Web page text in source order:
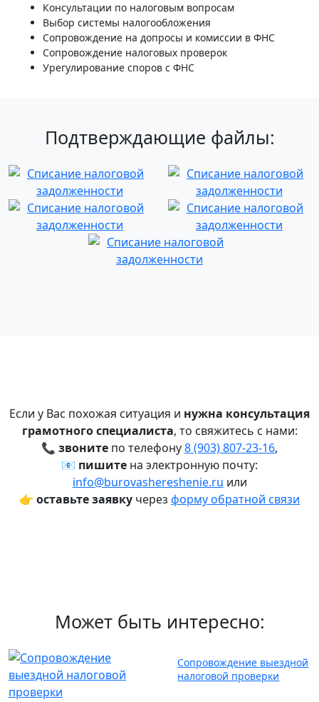
Консультации по налоговым вопросам
Выбор системы налогообложения
Сопровождение на допросы и комиссии в ФНС
Сопровождение налоговых проверок
Урегулирование споров с ФНС
Подтверждающие файлы:
Если у Вас похожая ситуация и нужна консультация
грамотного специалиста, то свяжитесь с нами:
📞 звоните по телефону8 (903) 807‑23‑16,
📧 пишите на электронную почту:
info@burovashereshenie.ru или
👉 оставьте заявку через форму обратной связи
Может быть интересно:
Сопровождение выездной
налоговой проверки